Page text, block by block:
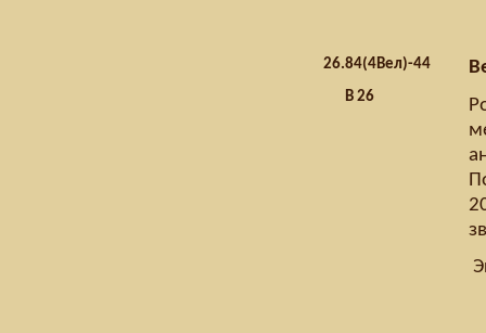
26.84(4Вел)-44
В 26